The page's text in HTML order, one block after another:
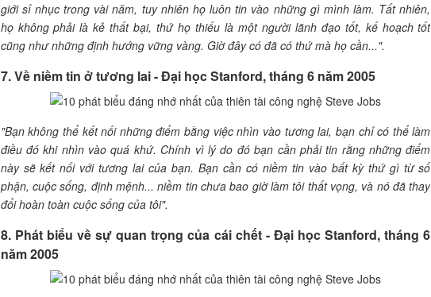
giới sỉ nhục trong vài năm, tuy nhiên họ luôn tin vào những gì mình làm. Tất nhiên,
họ không phải là kẻ thất bại, thứ họ thiếu là một người lãnh đạo tốt, kế hoạch tốt
cũng như những định hướng vững vàng. Giờ đây có đã có thứ mà họ cần...".
7. Về niềm tin ở tương lai - Đại học Stanford, tháng 6 năm 2005
"Bạn không thể kết nối những điểm bằng việc nhìn vào tương lai, bạn chỉ có thể làm
điều đó khi nhìn vào quá khứ. Chính vì lý do đó bạn cần phải tin rằng những điểm
này sẽ kết nối với tương lai của bạn. Bạn cần có niềm tin vào bất kỳ thứ gì từ số
phận, cuộc sống, định mệnh... niềm tin chưa bao giờ làm tôi thất vọng, và nó đã thay
đổi hoàn toàn cuộc sống của tôi".
8. Phát biểu về sự quan trọng của cái chết - Đại học Stanford, tháng 6
năm 2005